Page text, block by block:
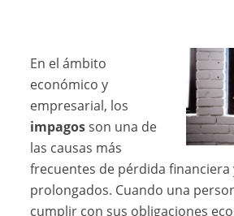
En el ámbito
económico y
empresarial, los
impagosson una de
las causas más
frecuentes de pérdida financiera
prolongados. Cuando una
cumplir con sus obligaciones